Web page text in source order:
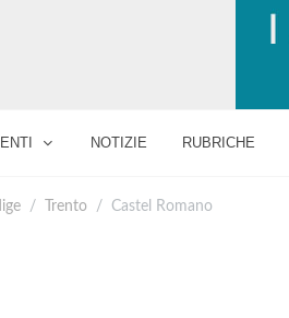
NOTIZIE RUBRICHE
Trento Castel Romano